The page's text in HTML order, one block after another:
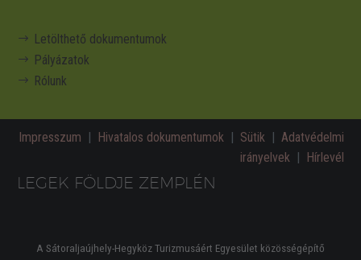
Letölthető dokumentumok
Pályázatok
Rólunk
Impresszum Hivatalos dokumentumok Sütik
Adatvédelmi
irányelvek
Hírlevél
LEGEK FÖLDJE ZEMPLÉN
A Sátoraljaújhely-Hegyköz Turizmusáért Egyesület közösségépítő